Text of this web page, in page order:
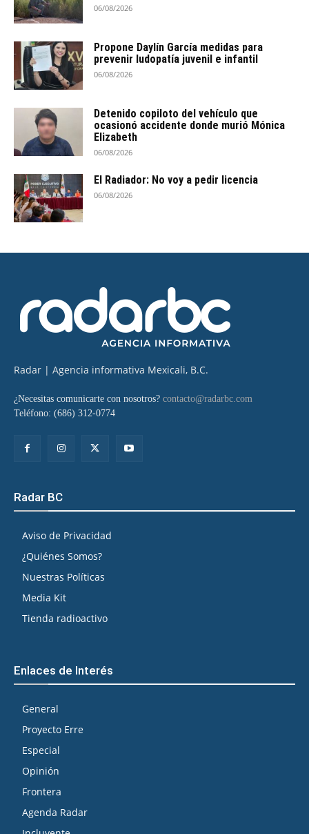
06/08/2026
Propone Daylín García medidas para
prevenir ludopatía juvenil e infantil
06/08/2026
Detenido copiloto del vehículo que
ocasionó accidente donde murió Mónica
Elizabeth
06/08/2026
El Radiador: No voy a pedir licencia
06/08/2026
Radar | Agencia informativa Mexicali, B.C.
¿Necesitas comunicarte con nosotros? contacto@radarbc.com
Teléfono: (686) 312-0774
Radar BC
Aviso de Privacidad
¿Quiénes Somos?
Nuestras Políticas
Media Kit
Tienda radioactivo
Enlaces de Interés
General
Proyecto Erre
Especial
Opinión
Frontera
Agenda Radar